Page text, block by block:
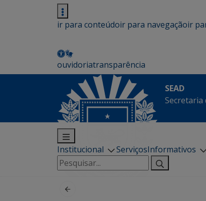
ir para conteúdoir para navegaçãoir
ouvidoriatransparência
SEAD
Secretaria
Institucional ServiçosInformativos
Pesquisar
por: